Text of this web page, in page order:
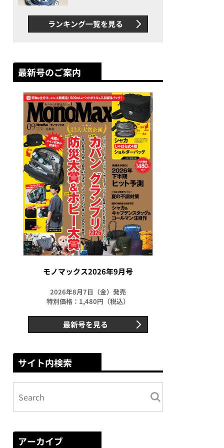
新ムーブメントの衝撃
ランキング一覧を見る
最新号のご案内
モノマックス2026年9月号
2026年8月7日（金）発売
特別価格：1,480円（税込）
最新号を見る
サイト内検索
アーカイブ